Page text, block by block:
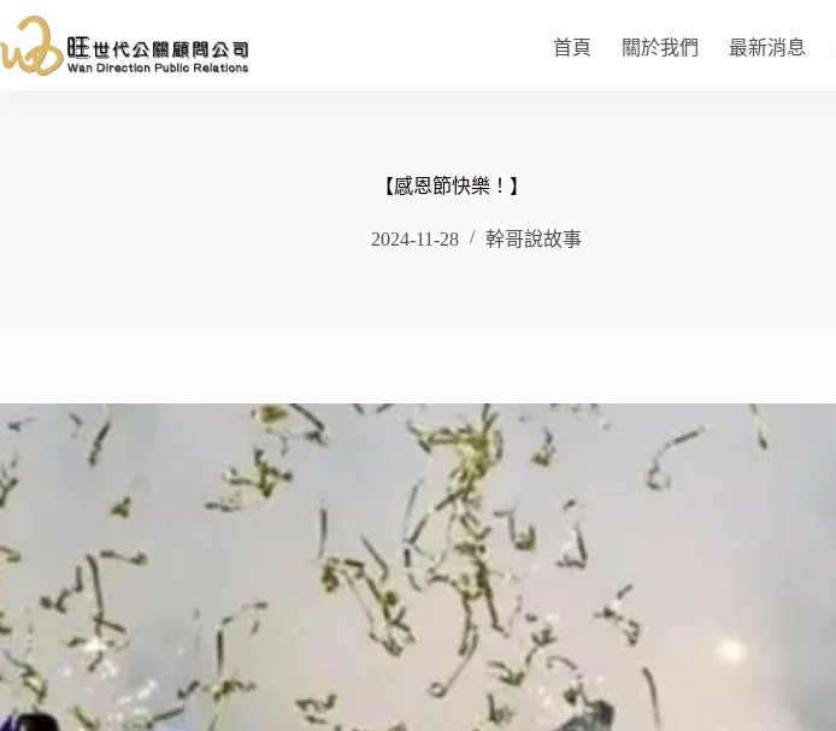
至
主
首頁 關於我們 最新消息
【感恩節快樂！】
2024-11-28 幹哥說故事